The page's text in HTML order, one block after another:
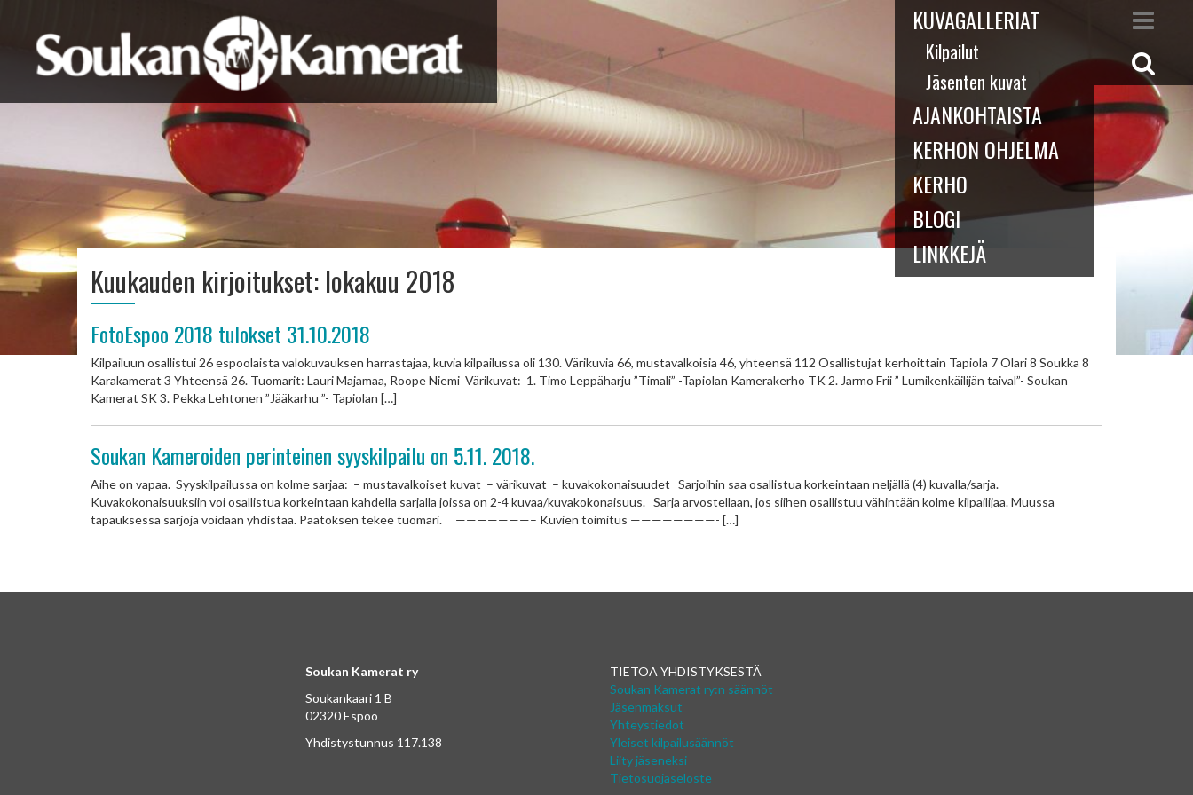
KUVAGALLERIAT
Kilpailut
Jäsenten kuvat
AJANKOHTAISTA
KERHON OHJELMA
KERHO
BLOGI
LINKKEJÄ
Kuukauden kirjoitukset: lokakuu 2018
FotoEspoo 2018 tulokset 31.10.2018
Kilpailuun osallistui 26 espoolaista valokuvauksen harrastajaa, kuvia kilpailussa oli 130. Värikuvia 66, mustavalkoisia 46, yhteensä 112 Osallistujat kerhoittain Tapiola 7 Olari 8 Soukka 8
Karakamerat 3 Yhteensä 26. Tuomarit: Lauri Majamaa, Roope Niemi Värikuvat: 1. Timo Leppäharju ”Timali” -Tapiolan Kamerakerho TK 2. Jarmo Frii ” Lumikenkäilijän taival”- Soukan
Kamerat SK 3. Pekka Lehtonen ”Jääkarhu ”- Tapiolan […]
Soukan Kameroiden perinteinen syyskilpailu on 5.11. 2018.
Aihe on vapaa. Syyskilpailussa on kolme sarjaa: – mustavalkoiset kuvat – värikuvat – kuvakokonaisuudet Sarjoihin saa osallistua korkeintaan neljällä (4) kuvalla/sarja.
Kuvakokonaisuuksiin voi osallistua korkeintaan kahdella sarjalla joissa on 2-4 kuvaa/kuvakokonaisuus. Sarja arvostellaan, jos siihen osallistuu vähintään kolme kilpailijaa. Muussa
tapauksessa sarjoja voidaan yhdistää. Päätöksen tekee tuomari. ———————– Kuvien toimitus ————————- […]
Soukan Kamerat ry
Soukankaari 1 B
02320 Espoo
Yhdistystunnus 117.138
TIETOA YHDISTYKSESTÄ
Soukan Kamerat ry:n säännöt
Jäsenmaksut
Yhteystiedot
Yleiset kilpailusäännöt
Liity jäseneksi
Tietosuojaseloste